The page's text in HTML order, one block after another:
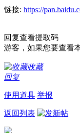
链接: https://
回复查看提取码
游客，如果您要查看
收藏
回复
使用道具 举报
返回列表